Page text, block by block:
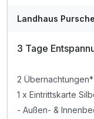
Landhaus
3 Tage
2 Übernachtungen*
1 x Eintrittskarte
- Außen- &